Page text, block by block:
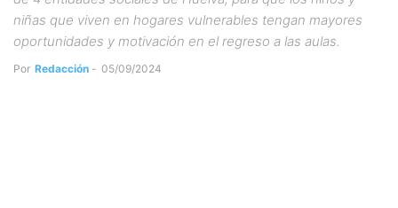
niñas que viven en hogares vulnerables tengan mayores
oportunidades y motivación en el regreso a las aulas.
Por Redacción - 05/09/2024